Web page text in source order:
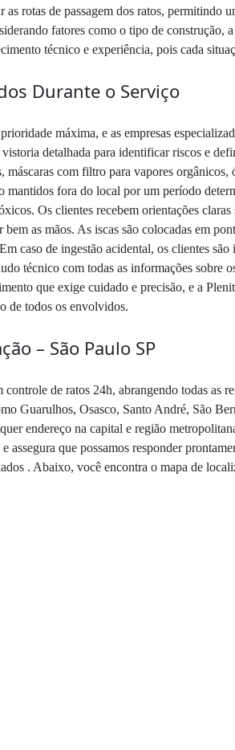
rotas de passagem dos ratos, permitindo
fatores como o tipo de construção,
técnico e experiência, pois cada
Durante o Serviço
máxima, e as empresas
detalhada para identificar riscos e
com filtro para vapores
mantidos fora do local por um período
Os clientes recebem orientações
as mãos. As iscas são colocadas em
caso de ingestão acidental, os clientes
técnico com todas as informações sobre
que exige cuidado e precisão, e a
de todos os envolvidos.
– São Paulo SP
de ratos 24h, abrangendo todas
Guarulhos, Osasco, Santo André, São
endereço na capital e região
assegura que possamos responder
. Abaixo, você encontra o mapa de